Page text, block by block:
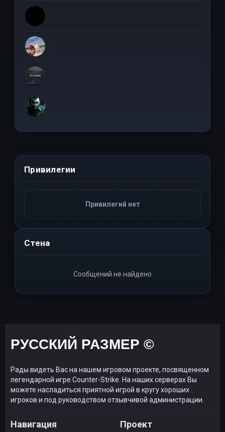
Привилегии
Привилегий нет
Стена
Сообщений не найдено
РУССКИЙ РАЗМЕР ©
Рады видеть Вас на нашем игровом проекте, посвященном
легендарной игре Counter-Strike. На наших серверах Вы
можете насладиться приятной игрой в кругу хороших
игроков и под руководством отзывчивой администрации.
Навигация Проект